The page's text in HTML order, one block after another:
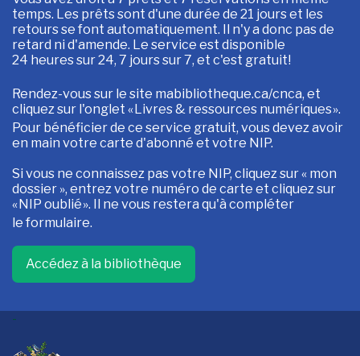
temps. Les prêts sont d'une durée de 21 jours et les
retours se font automatiquement. Il n'y a donc pas de
retard ni d'amende. Le service est disponible
24 heures sur 24, 7 jours sur 7, et c'est gratuit!
Rendez-vous sur le site mabibliotheque.ca/cnca, et
cliquez sur l'onglet « Livres & ressources numériques».
Pour bénéficier de ce service gratuit, vous devez avoir
en main votre carte d'abonné et votre NIP.
Si vous ne connaissez pas votre NIP, cliquez sur « mon
dossier », entrez votre numéro de carte et cliquez sur
« NIP oublié». Il ne vous restera qu'à compléter
le formulaire.
Accédez à la bibliothèque
-